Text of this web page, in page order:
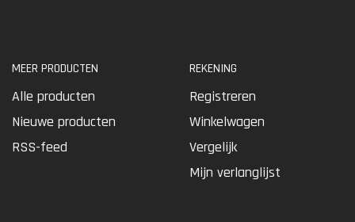
MEER PRODUCTEN
Alle producten
Nieuwe producten
RSS-feed
REKENING
Registreren
Winkelwagen
Vergelijk
Mijn verlanglijst